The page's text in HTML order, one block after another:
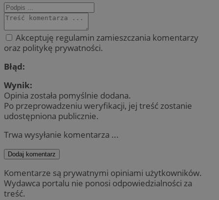
Akceptuję regulamin zamieszczania komentarzy
oraz politykę prywatności.
Błąd:
Wynik:
Opinia została pomyślnie dodana.
Po przeprowadzeniu weryfikacji, jej treść zostanie
udostępniona publicznie.
Trwa wysyłanie komentarza ...
Dodaj komentarz
Komentarze są prywatnymi opiniami użytkowników.
Wydawca portalu nie ponosi odpowiedzialności za
treść.